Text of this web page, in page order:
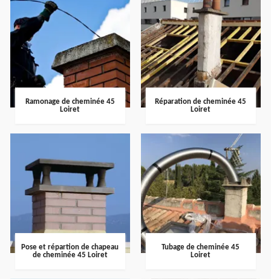
Ramonage de cheminée 45
Loiret
Réparation de cheminée 45
Loiret
Pose et répartion de chapeau
de cheminée 45 Loiret
Tubage de cheminée 45
Loiret